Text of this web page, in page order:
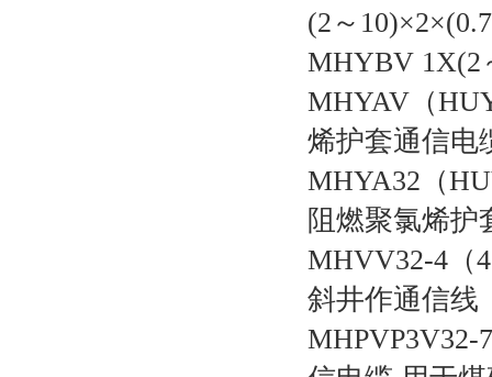
(2～
MHYBV 1X(2
MHYAV（
烯护套通信电
MHYA32（
阻燃聚氯烯护
MHVV32-4（
斜井作通信线
MHPVP3V32-